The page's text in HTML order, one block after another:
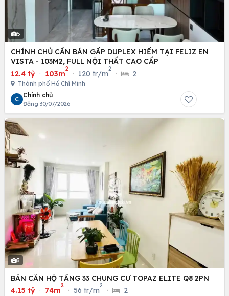
5
CHÍNH CHỦ CẦN BÁN GẤP DUPLEX HIẾM TẠI FELIZ EN
VISTA - 103M2, FULL NỘI THẤT CAO CẤP
12.4 tỷ · 103m
2
· 120 tr/m
2
· 2
Thành phố Hồ Chí Minh
C
Chính chủ
Đăng 30/07/2026
3
BÁN CĂN HỘ TẦNG 33 CHUNG CƯ TOPAZ ELITE Q8 2PN
4.15 tỷ · 74m
2
· 56 tr/m
2
· 2